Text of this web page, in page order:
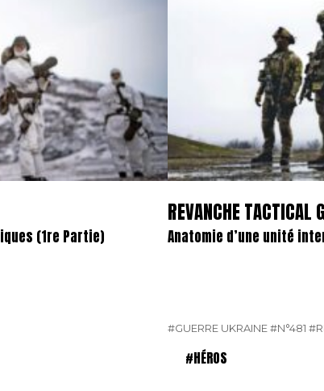
(1re Partie)
REVANCHE TACTICAL
Anatomie d’une unité
#GUERRE UKRAINE#N°481
#HÉROS